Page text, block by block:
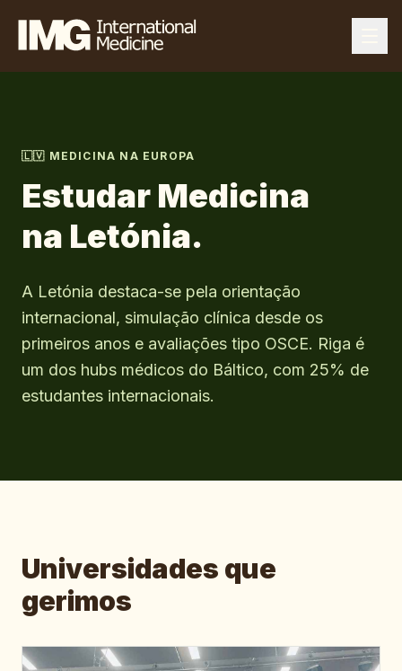
🇱🇻 MEDICINA NA EUROPA
Estudar Medicina
na Letónia.
A Letónia destaca-se pela orientação
internacional, simulação clínica desde os
primeiros anos e avaliações tipo OSCE. Riga é
um dos hubs médicos do Báltico, com 25% de
estudantes internacionais.
Universidades que
gerimos